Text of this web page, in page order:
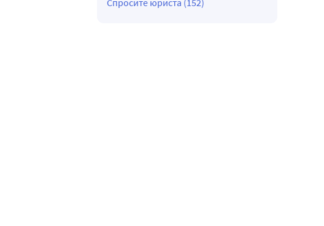
Спросите юриста (152)